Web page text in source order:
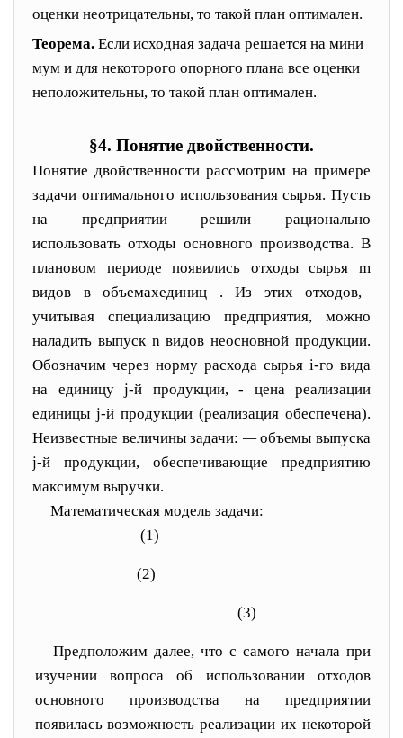
оценки неотрицательны, то такой план оптимален.
Теорема. Если исходная задача решается на мини
мум и для некоторого опорного плана все оценки
неположительны, то такой план оптимален.
§4. Понятие двойственности.
Понятие двойственности рассмотрим на примере
задачи оптимального использования сырья. Пусть
на предприятии решили рационально
использовать отходы основного производства. В
плановом периоде появились отходы сырья m
видов в объемахединиц . Из этих отходов,
учитывая специализацию предприятия, можно
наладить выпуск nвидов неосновной продукции.
Обозначим через норму расхода сырья i-го вида
на единицу j-й продукции, - цена реализации
единицы j-й продукции (реализация обеспечена).
Неизвестные величины задачи: —объемы выпуска
j-й продукции, обеспечивающие предприятию
максимум выручки.
Математическая модель задачи:
(1)
(2)
(3)
Предположим далее, что с самого начала при
изучении вопроса об использовании отходов
основного производства на предприятии
появилась возможность реализации их некоторой